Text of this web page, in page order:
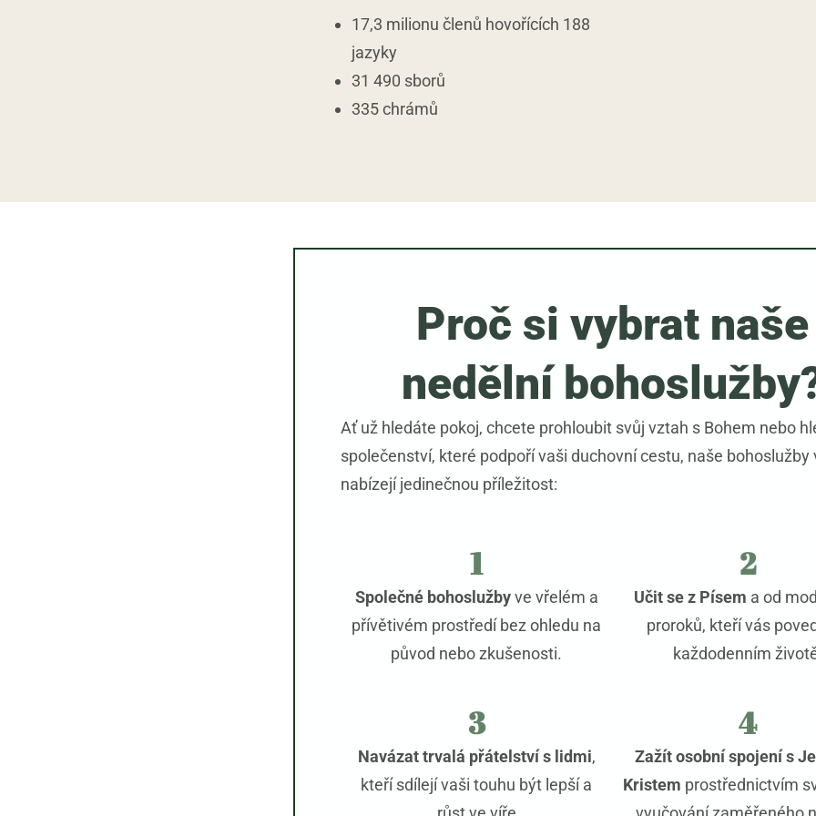
17,3 milionu členů hovořících 188
jazyky
31 490 sborů
335 chrámů
Proč si vybrat naše
nedělní
Ať už hledáte pokoj, chcete prohloubit svůj vztah s Bohem nebo
společenství, které podpoří vaši duchovní cestu, naše bohoslužby
nabízejí jedinečnou příležitost:
1
Společné bohoslužbyve vřelém a
přívětivém prostředí bez ohledu na
původ nebo zkušenosti.
2
Učit se z Písem a od
proroků, kteří vás
každodenním
3
Navázat trvalá přátelství s lidmi,
kteří sdílejí vaši touhu být lepší a
4
Zažít osobní spojení s
Kristem prostřednictvím